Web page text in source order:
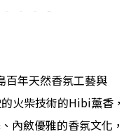
百年天然香氛工藝與
火柴技術的Hibi薰香，
內斂優雅的香氛文化，